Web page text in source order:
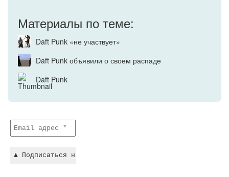
Материалы по теме:
Daft Punk «не участвует»
Daft Punk объявили о своем распаде
Daft Punk